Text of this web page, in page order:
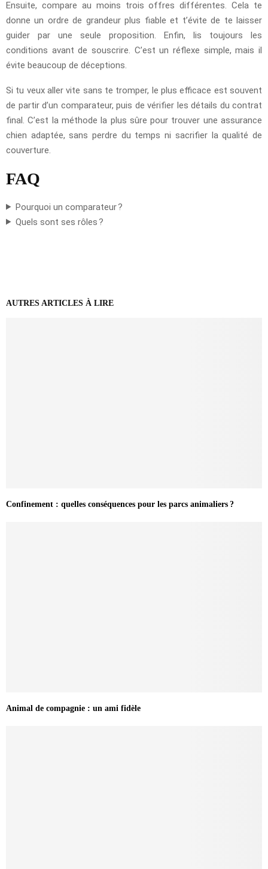
Ensuite, compare au moins trois offres différentes. Cela te
donne un ordre de grandeur plus fiable et t’évite de te laisser
guider par une seule proposition. Enfin, lis toujours les
conditions avant de souscrire. C’est un réflexe simple, mais il
évite beaucoup de déceptions.
Si tu veux aller vite sans te tromper, le plus efficace est souvent
de partir d’un comparateur, puis de vérifier les détails du contrat
final. C’est la méthode la plus sûre pour trouver une assurance
chien adaptée, sans perdre du temps ni sacrifier la qualité de
couverture.
FAQ
Pourquoi un comparateur ?
Quels sont ses rôles ?
AUTRES ARTICLES À LIRE
Confinement : quelles conséquences pour les parcs animaliers ?
Animal de compagnie : un ami fidèle